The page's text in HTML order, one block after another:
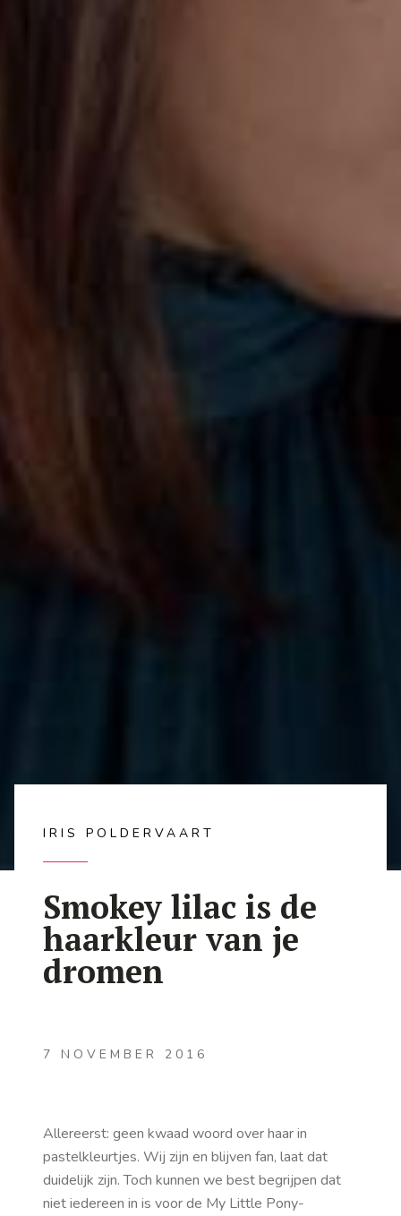
IRIS POLDERVAART
Smokey lilac is de
haarkleur van je
dromen
7 NOVEMBER 2016
Allereerst: geen kwaad woord over haar in
pastelkleurtjes. Wij zijn en blijven fan, laat dat
duidelijk zijn. Toch kunnen we best begrijpen dat
niet iedereen in is voor de My Little Pony-